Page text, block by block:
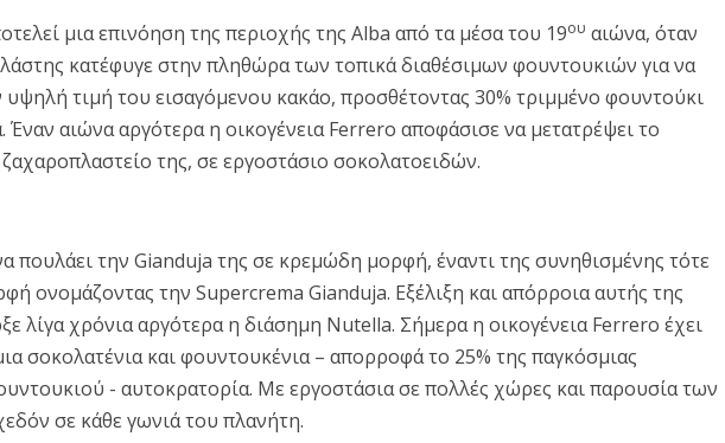
μια επινόηση της περιοχής της Alba από τα μέσα του 19ου αιώνα, όταν
κατέφυγε στην πληθώρα των τοπικά διαθέσιμων φουντουκιών για να
υψηλή τιμή του εισαγόμενου κακάο, προσθέτοντας 30% τριμμένο φουντούκι
Έναν αιώνα αργότερα η οικογένεια Ferrero αποφάσισε να μετατρέψει το
ζαχαροπλαστείο της, σε εργοστάσιο σοκολατοειδών.
πουλάει την Gianduja της σε κρεμώδη μορφή, έναντι της συνηθισμένης τότε
ονομάζοντας την Supercrema Gianduja. Εξέλιξη και απόρροια αυτής της
λίγα χρόνια αργότερα η διάσημη Nutella. Σήμερα η οικογένεια Ferrero έχει
σοκολατένια και φουντουκένια – απορροφά το 25% της παγκόσμιας
- αυτοκρατορία. Με εργοστάσια σε πολλές χώρες και παρουσία των
σε κάθε γωνιά του πλανήτη.